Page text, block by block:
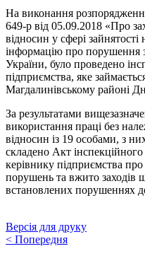
На виконання
649-р від 05.09.2018 «Про
відносин у сфері
інформацію про порушення
України, було проведено
підприємства, яке
Магдалинівському районі
За результатами
використання праці без
відносин із 19 особами, з
складено Акт
керівнику підприємства
порушень та вжито заходів
встановлених порушеннях
Версія для друку
< Попередня